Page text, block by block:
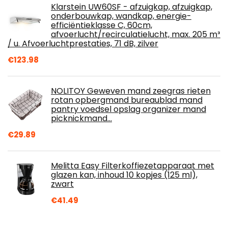
Klarstein UW60SF - afzuigkap, afzuigkap,
onderbouwkap, wandkap, energie-
efficiëntieklasse C, 60cm,
afvoerlucht/recirculatielucht, max. 205 m³
/ u. Afvoerluchtprestaties, 71 dB, zilver
€123.98
NOLITOY Geweven mand zeegras rieten
rotan opbergmand bureaublad mand
pantry voedsel opslag organizer mand
picknickmand…
€29.89
Melitta Easy Filterkoffiezetapparaat met
glazen kan, inhoud 10 kopjes (125 ml),
zwart
€41.49